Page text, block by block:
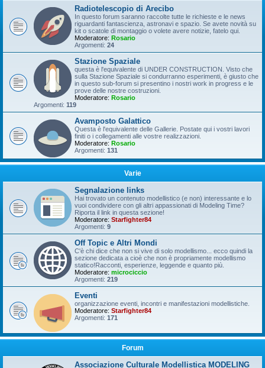
Radiotelescopio di Arecibo
In questo forum saranno raccolte tutte le richieste e le news
riguardanti fantascienza, astronavi e spazio. Se avete novità su
kit o scatole di montaggio o volete avere notizie, fatelo qui.
Moderatore: Rosario
Argomenti: 24
Stazione Spaziale
questa è l'equivalente di UNDER CONSTRUCTION. Visto che
sulla Stazione Spaziale si condurranno esperimenti, è giusto che
in questo sub-forum si presentino i nostri work in progress e le
prove delle nostre costruzioni.
Moderatore: Rosario
Argomenti: 119
Avamposto Galattico
Questa è l'equivalente delle Gallerie. Postate qui i vostri lavori
finiti o i collegamenti alle vostre realizzazioni.
Moderatore: Rosario
Argomenti: 131
Varie
Segnalazione links
Hai trovato un contenuto modellistico (e non) interessante e lo
vuoi condividere con gli altri appassionati di Modeling Time?
Riporta il link in questa sezione!
Moderatore: Starfighter84
Argomenti: 9
Off Topic e Altri Mondi
C'è chi dice che non si vive di solo modellismo... ecco quindi la
sezione dedicata a cioè che non è propriamente modellismo
statico!Racconti, esperienze, leggende e quanto più.
Moderatore: microciccio
Argomenti: 219
Eventi
organizzazione eventi, incontri e manifestazioni modellistiche.
Moderatore: Starfighter84
Argomenti: 171
Forum
Associazione Culturale Modellistica MODELING